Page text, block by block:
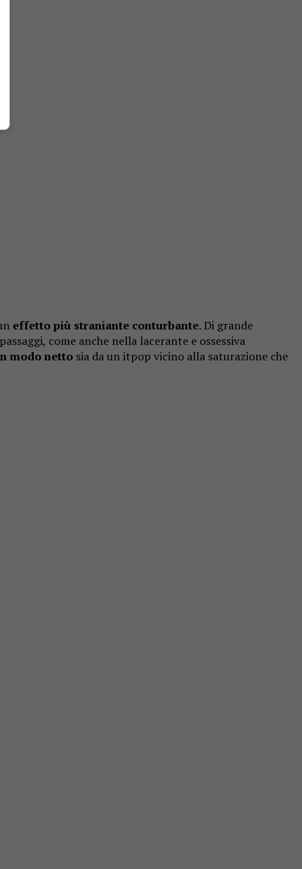
effetto più straniante conturbante. Di grande
come anche nella lacerante e ossessiva
modo netto sia da un itpop vicino alla saturazione che